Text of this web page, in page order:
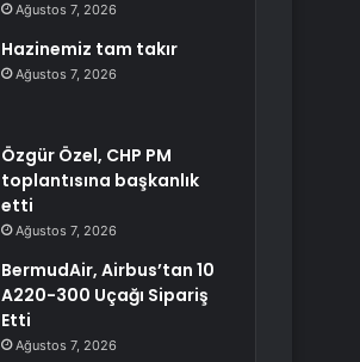
Ağustos 7, 2026
Hazinemiz tam takır
Ağustos 7, 2026
Özgür Özel, CHP PM
toplantısına başkanlık
etti
Ağustos 7, 2026
BermudAir, Airbus’tan 10
A220-300 Uçağı Sipariş
Etti
Ağustos 7, 2026